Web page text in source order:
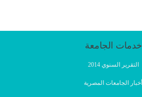
خدمات الجامعة
التقرير السنوي 2014
أخبار الجامعات المصرية